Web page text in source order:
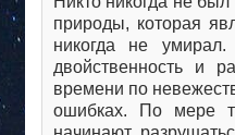
природы, которая
никогда не
двойственность и
времени по
ошибках. По мере